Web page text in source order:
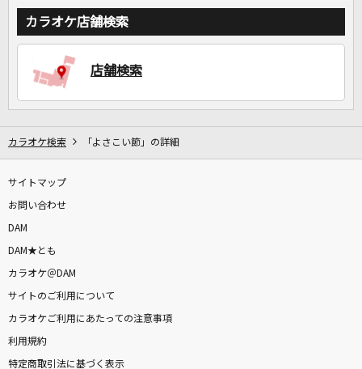
カラオケ店舗検索
店舗検索
カラオケ検索 「よさこい節」の詳細
サイトマップ
お問い合わせ
DAM
DAM★とも
カラオケ＠DAM
サイトのご利用について
カラオケご利用にあたっての注意事項
利用規約
特定商取引法に基づく表示